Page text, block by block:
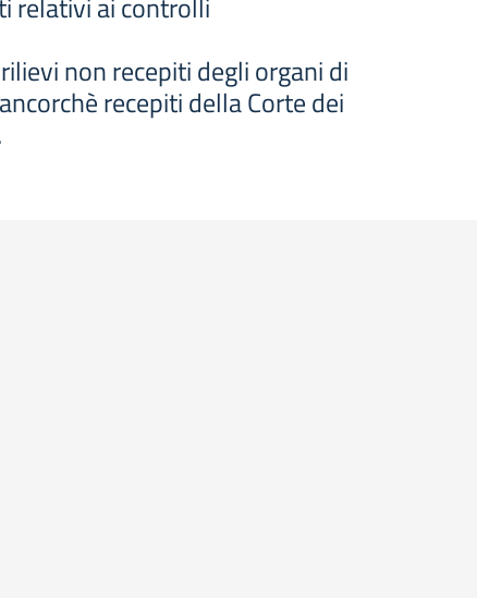
non recepiti degli organi di
recepiti della Corte dei